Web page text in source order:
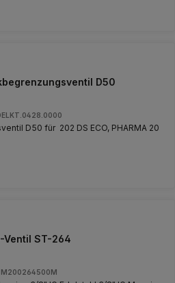
D50
Delfin Druckbegrenzungsventil D50 für 202 DS ECO, PHARMA 20
Ventil ST-264
M200264500M